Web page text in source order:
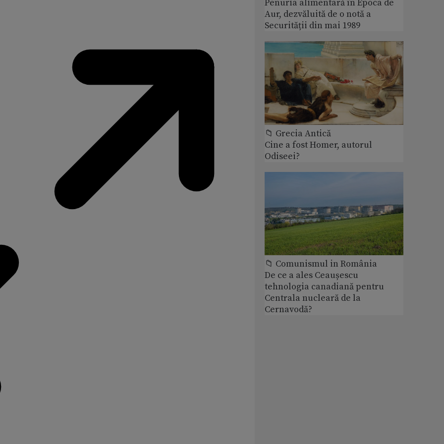
Penuria alimentară în Epoca de
Aur, dezvăluită de o notă a
Securității din mai 1989
📁 Grecia Antică
Cine a fost Homer, autorul
Odiseei?
📁 Comunismul in România
De ce a ales Ceaușescu
tehnologia canadiană pentru
Centrala nucleară de la
Cernavodă?